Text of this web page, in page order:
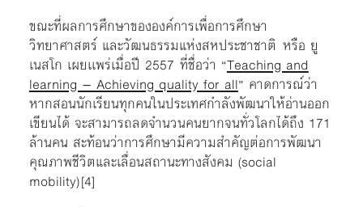
ขณะที่ผลการศึกษาขององค์การเพื่อการศึกษา
วิทยาศาสตร์ และวัฒนธรรมแห่งสหประชาชาติ หรือ ยู
เนสโก เผยเเพร่เมื่อปี 2557 ที่ชื่อว่า “Teaching and
learning – Achieving quality for all” คาดการณ์ว่า
หากสอนนักเรียนทุกคนในประเทศกำลังพัฒนาให้อ่านออก
เขียนได้ จะสามารถลดจำนวนคนยากจนทั่วโลกได้ถึง 171
ล้านคน สะท้อนว่าการศึกษามีความสำคัญต่อการพัฒนา
คุณภาพชีวิตและเลื่อนสถานะทางสังคม (social
mobility)[4]